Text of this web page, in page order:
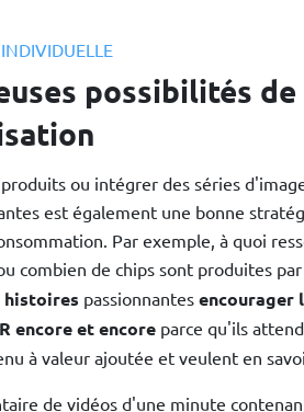
possibilités de
ou intégrer des séries
est également une bonne
Par exemple, à quoi
combien de chips sont produites
histoires passionnantes encourager
encore et encore parce qu'ils
à valeur ajoutée et veulent en
de vidéos d'une minute